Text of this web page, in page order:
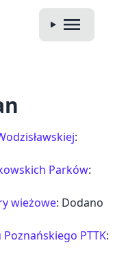
:
Parków:
wieżowe: Dodano
Poznańskiego PTTK: